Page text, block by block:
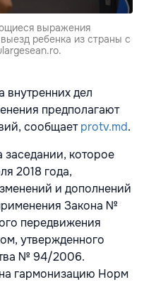
выражения
ребенка из страны с
внутренних дел
предполагают
сообщаетprotv.md.
заседании, которое
2018 года,
и дополнений
Закона №
передвижения
утвержденного
№ 94/2006.
гармонизацию Норм